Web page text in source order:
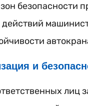
безопасности
и
лиц